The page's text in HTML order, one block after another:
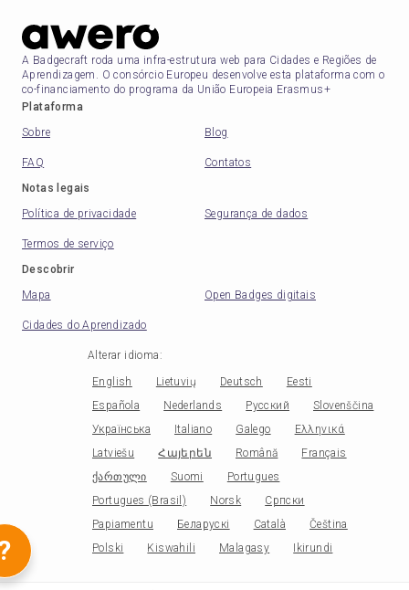
A Badgecraft roda uma infra-estrutura web para Cidades e Regiões de
Aprendizagem. O consórcio Europeu desenvolve esta plataforma com o
co-financiamento do programa da União Europeia Erasmus+
Plataforma
Sobre
Blog
FAQ
Contatos
Notas legais
Política de privacidade
Segurança de dados
Termos de serviço
Descobrir
Mapa
Open Badges digitais
Cidades do Aprendizado
Alterar idioma :
English Lietuvių Deutsch
Eesti
Española
Nederlands Русский
Slovenščina
Українська
Italiano Galego
Ελληνικά
Latviešu
Հայերեն Română
Français
ქართული
Suomi
Portugues
Portugues (Brasil)
Norsk
Српски
Papiamentu
Беларускі Català
Čeština
Polski
Kiswahili Malagasy Ikirundi